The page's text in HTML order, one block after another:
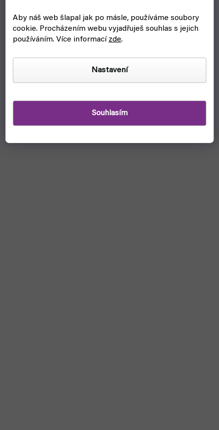
Aby náš web šlapal jak po másle, používáme soubory
cookie. Procházením webu vyjadřuješ souhlas s jejich
používáním. Více informací zde.
Nastavení
Souhlasím